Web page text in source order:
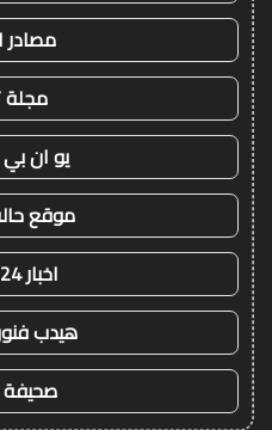
مصادر
مجلة
يو ان
موقع
اخبار 24 ساعة
هيدب
صحيفة